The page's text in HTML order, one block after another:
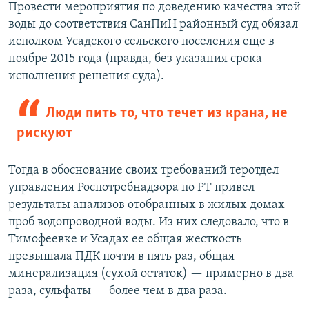
Провести мероприятия по доведению качества этой
воды до соответствия СанПиН районный суд обязал
исполком Усадского сельского поселения еще в
ноябре 2015 года (правда, без указания срока
исполнения решения суда).
Люди пить то, что течет из крана, не
рискуют
Тогда в обоснование своих требований теротдел
управления Роспотребнадзора по РТ привел
результаты анализов отобранных в жилых домах
проб водопроводной воды. Из них следовало, что в
Тимофеевке и Усадах ее общая жесткость
превышала ПДК почти в пять раз, общая
минерализация (сухой остаток) — примерно в два
раза, сульфаты — более чем в два раза.